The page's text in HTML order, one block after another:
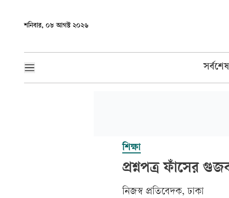
শনিবার, ০৮ আগস্ট ২০২৬
সর্বশেষ
শিক্ষা
প্রশ্নপত্র ফাঁসের
‎নিজস্ব প্রতিবেদক, ঢাকা‎